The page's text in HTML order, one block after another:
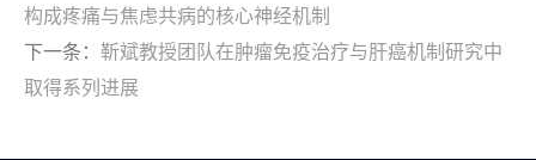
构成疼痛与焦虑共病的核心神经机制
下一条： 靳斌教授团队在肿瘤免疫治疗与肝癌机制研究中
取得系列进展